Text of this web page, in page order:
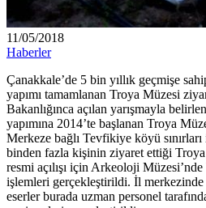
11/05/2018
Haberler
Çanakkale’de 5 bin yıllık geçmişe
yapımı tamamlanan Troya Müzesi
Bakanlığınca açılan yarışmayla
yapımına 2014’te başlanan Troya
Merkeze bağlı Tevfikiye köyü
binden fazla kişinin ziyaret ettiği
resmi açılışı için Arkeoloji
işlemleri gerçekleştirildi. İl merkezinde
eserler burada uzman personel